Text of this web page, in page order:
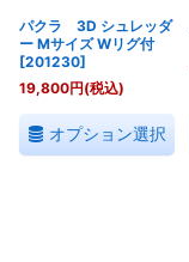
パクラ 3D シュレッダ
ー Mサイズ Wリグ付
[201230]
19,800円(税込)
オプション選択